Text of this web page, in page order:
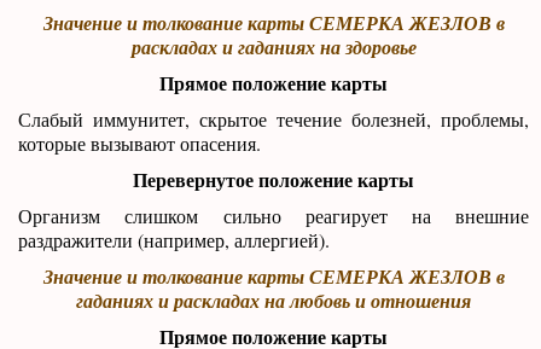
Значение и толкование карты СЕМЕРКА ЖЕЗЛОВ в
раскладах и гаданиях на здоровье
Прямое положение карты
Слабый иммунитет, скрытое течение болезней, проблемы,
которые вызывают опасения.
Перевернутое положение карты
Организм слишком сильно реагирует на внешние
раздражители (например, аллергией).
Значение и толкование карты СЕМЕРКА ЖЕЗЛОВ в
гаданиях и раскладах на любовь и отношения
Прямое положение карты